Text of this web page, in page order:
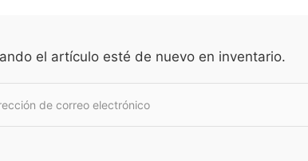
el artículo esté de nuevo en inventario.